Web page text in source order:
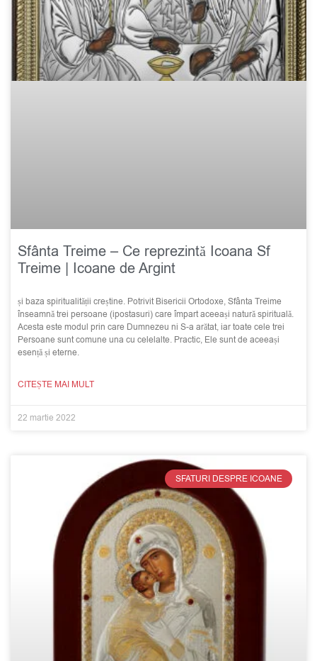
Sfânta Treime – Ce reprezintă Icoana Sf
Treime | Icoane de Argint
și baza spiritualității creștine. Potrivit Bisericii Ortodoxe, Sfânta Treime
înseamnă trei persoane (ipostasuri) care împart aceeași natură spirituală.
Acesta este modul prin care Dumnezeu ni S-a arătat, iar toate cele trei
Persoane sunt comune una cu celelalte. Practic, Ele sunt de aceeași
esență și eterne.
CITEȘTE MAI MULT
22 martie 2022
SFATURI DESPRE ICOANE